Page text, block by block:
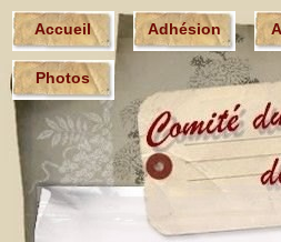
Accueil Adhésion
Photos